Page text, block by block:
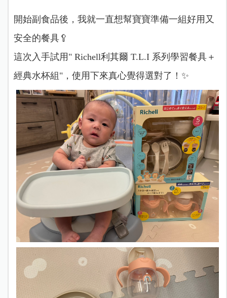
開始副食品後，我就一直想幫寶寶準備一組好用又
安全的餐具🥄
這次入手試用" Richell利其爾 T.L.I 系列學習餐具＋
經典水杯組"，使用下來真心覺得選對了！✨